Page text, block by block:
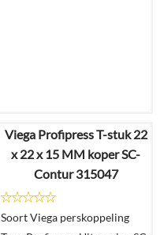
€7,08
€5,35
Viega Profipress T-stuk 22
x 22 x 15 MM koper SC-
Contur 315047
Soort Viega perskoppeling